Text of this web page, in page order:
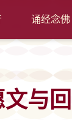
诵经念佛
与